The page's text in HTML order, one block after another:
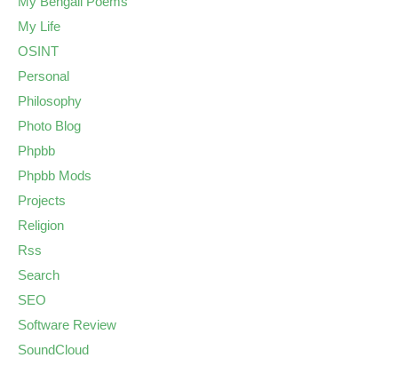
My Life
OSINT
Personal
Philosophy
Photo Blog
Phpbb
Phpbb Mods
Projects
Religion
Rss
Search
SEO
Software Review
SoundCloud